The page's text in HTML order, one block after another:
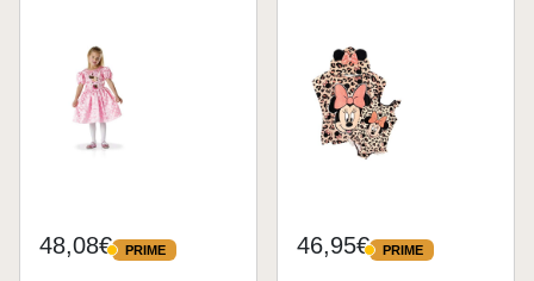
Mouse,...
48,08€ PRIME
PRIME 46,95€ PRIME
PRIME